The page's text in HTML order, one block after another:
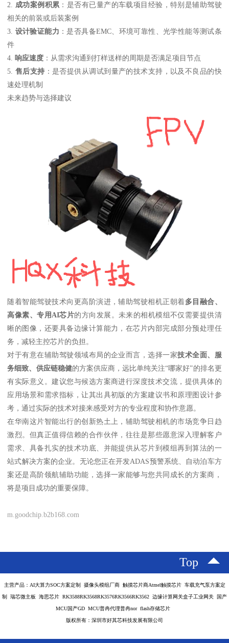
2. 成功案例积累 ：是否有已量产的车载项目经验，特别是辅助驾驶
相关的前装或后装案例
3. 设计验证能力 ：是否具备EMC、环境可靠性、光学性能等测试条
件
4.
响应速度 ：从需求沟通到打样送样的周期是否满足项目节点
5. 售后支持 ：是否提供从调试到量产的技术支持，以及不良品的快
速处理机制
未来趋势与选择建议
随着智能驾驶技术向更高阶演进，辅助驾驶相机正朝着多目融合、
高像素、专用AI芯片的方向发展。未来的相机模组不仅需要提供清
晰的图像，还要具备边缘计算能力，在芯片内部完成部分预处理任
务，减轻主控芯片的负担。
对于有意在辅助驾驶领域布局的企业而言，选择一家技术全面、服
务细致、供应链稳健的方案供应商，远比单纯关注“哪家好”的排名更
有实际意义。建议您与候选方案商进行深度技术交流，提供具体的
应用场景和需求指标，让其出具初版的方案建议书和原理图设计参
考，通过实际的技术对接来感受对方的专业程度和协作意愿。
在华南这片智能出行的创新热土上，辅助驾驶相机的市场竞争日趋
激烈。但真正值得信赖的合作伙伴，往往是那些愿意深入理解客户
需求、具备扎实的技术功底、并能提供从芯片到模组再到算法的一
站式解决方案的企业。无论您正在开发ADAS预警系统、自动泊车方
案还是高阶领航辅助功能，选择一家能够与您共同成长的方案商，
将是项目成功的重要保障。
m.goodchip.b2b168.com
Top
主营产品：AI大算力SOC方案定制 摄像头模组厂商 触摸芯片商Atmel触摸芯片 车载充气泵方案定
制 瑞芯微主板 海思芯片 RK3588RK3568RK3576RK3566RK3562 边缘计算网关盒子工业网关 国产
MCU国产GD MCU普冉代理普冉nor flash存储芯片
版权所有：深圳市好其芯科技发展有限公司